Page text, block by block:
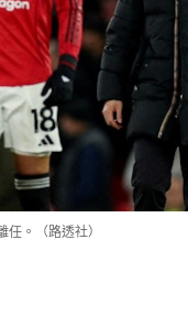
。（路透社）